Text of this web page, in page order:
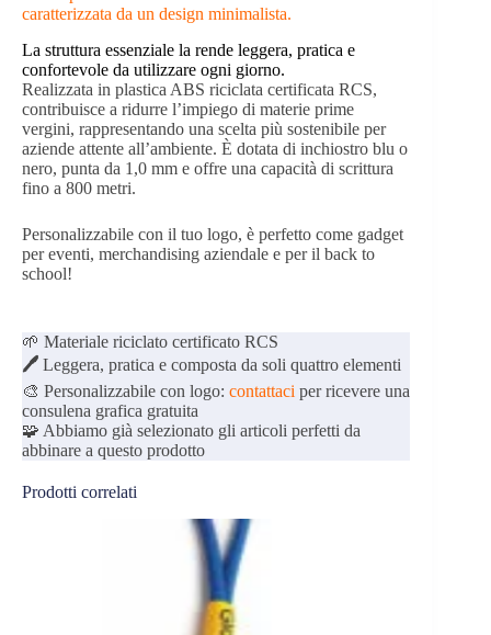
caratterizzata da un design minimalista.
La struttura essenziale la rende leggera, pratica e
confortevole da utilizzare ogni giorno.
Realizzata in plastica ABS riciclata certificata RCS,
contribuisce a ridurre l’impiego di materie prime
vergini, rappresentando una scelta più sostenibile per
aziende attente all’ambiente. È dotata di inchiostro blu o
nero, punta da 1,0 mm e offre una capacità di scrittura
fino a 800 metri.
Personalizzabile con il tuo logo, è perfetto come gadget
per eventi, merchandising aziendale e per il back to
school!
🌱 Materiale riciclato certificato RCS
🖊️ Leggera, pratica e composta da soli quattro elementi
🎨 Personalizzabile con logo: contattaci per ricevere una
consulena grafica gratuita
🧩 Abbiamo già selezionato gli articoli perfetti da
abbinare a questo prodotto
Prodotti correlati